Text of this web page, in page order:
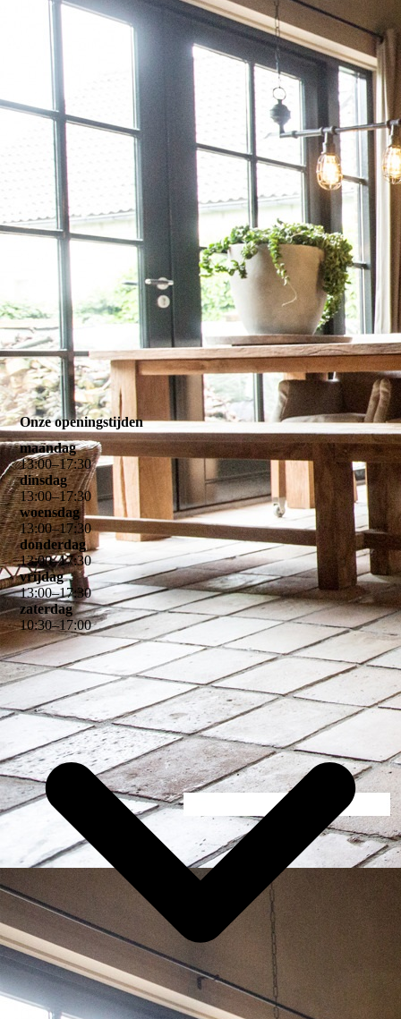
decoratie (25)
Onze openingstijden
maandag
13:00–17:30
dinsdag
13:00–17:30
woensdag
13:00–17:30
donderdag
13:00–17:30
vrijdag
13:00–17:30
zaterdag
10:30–17:00